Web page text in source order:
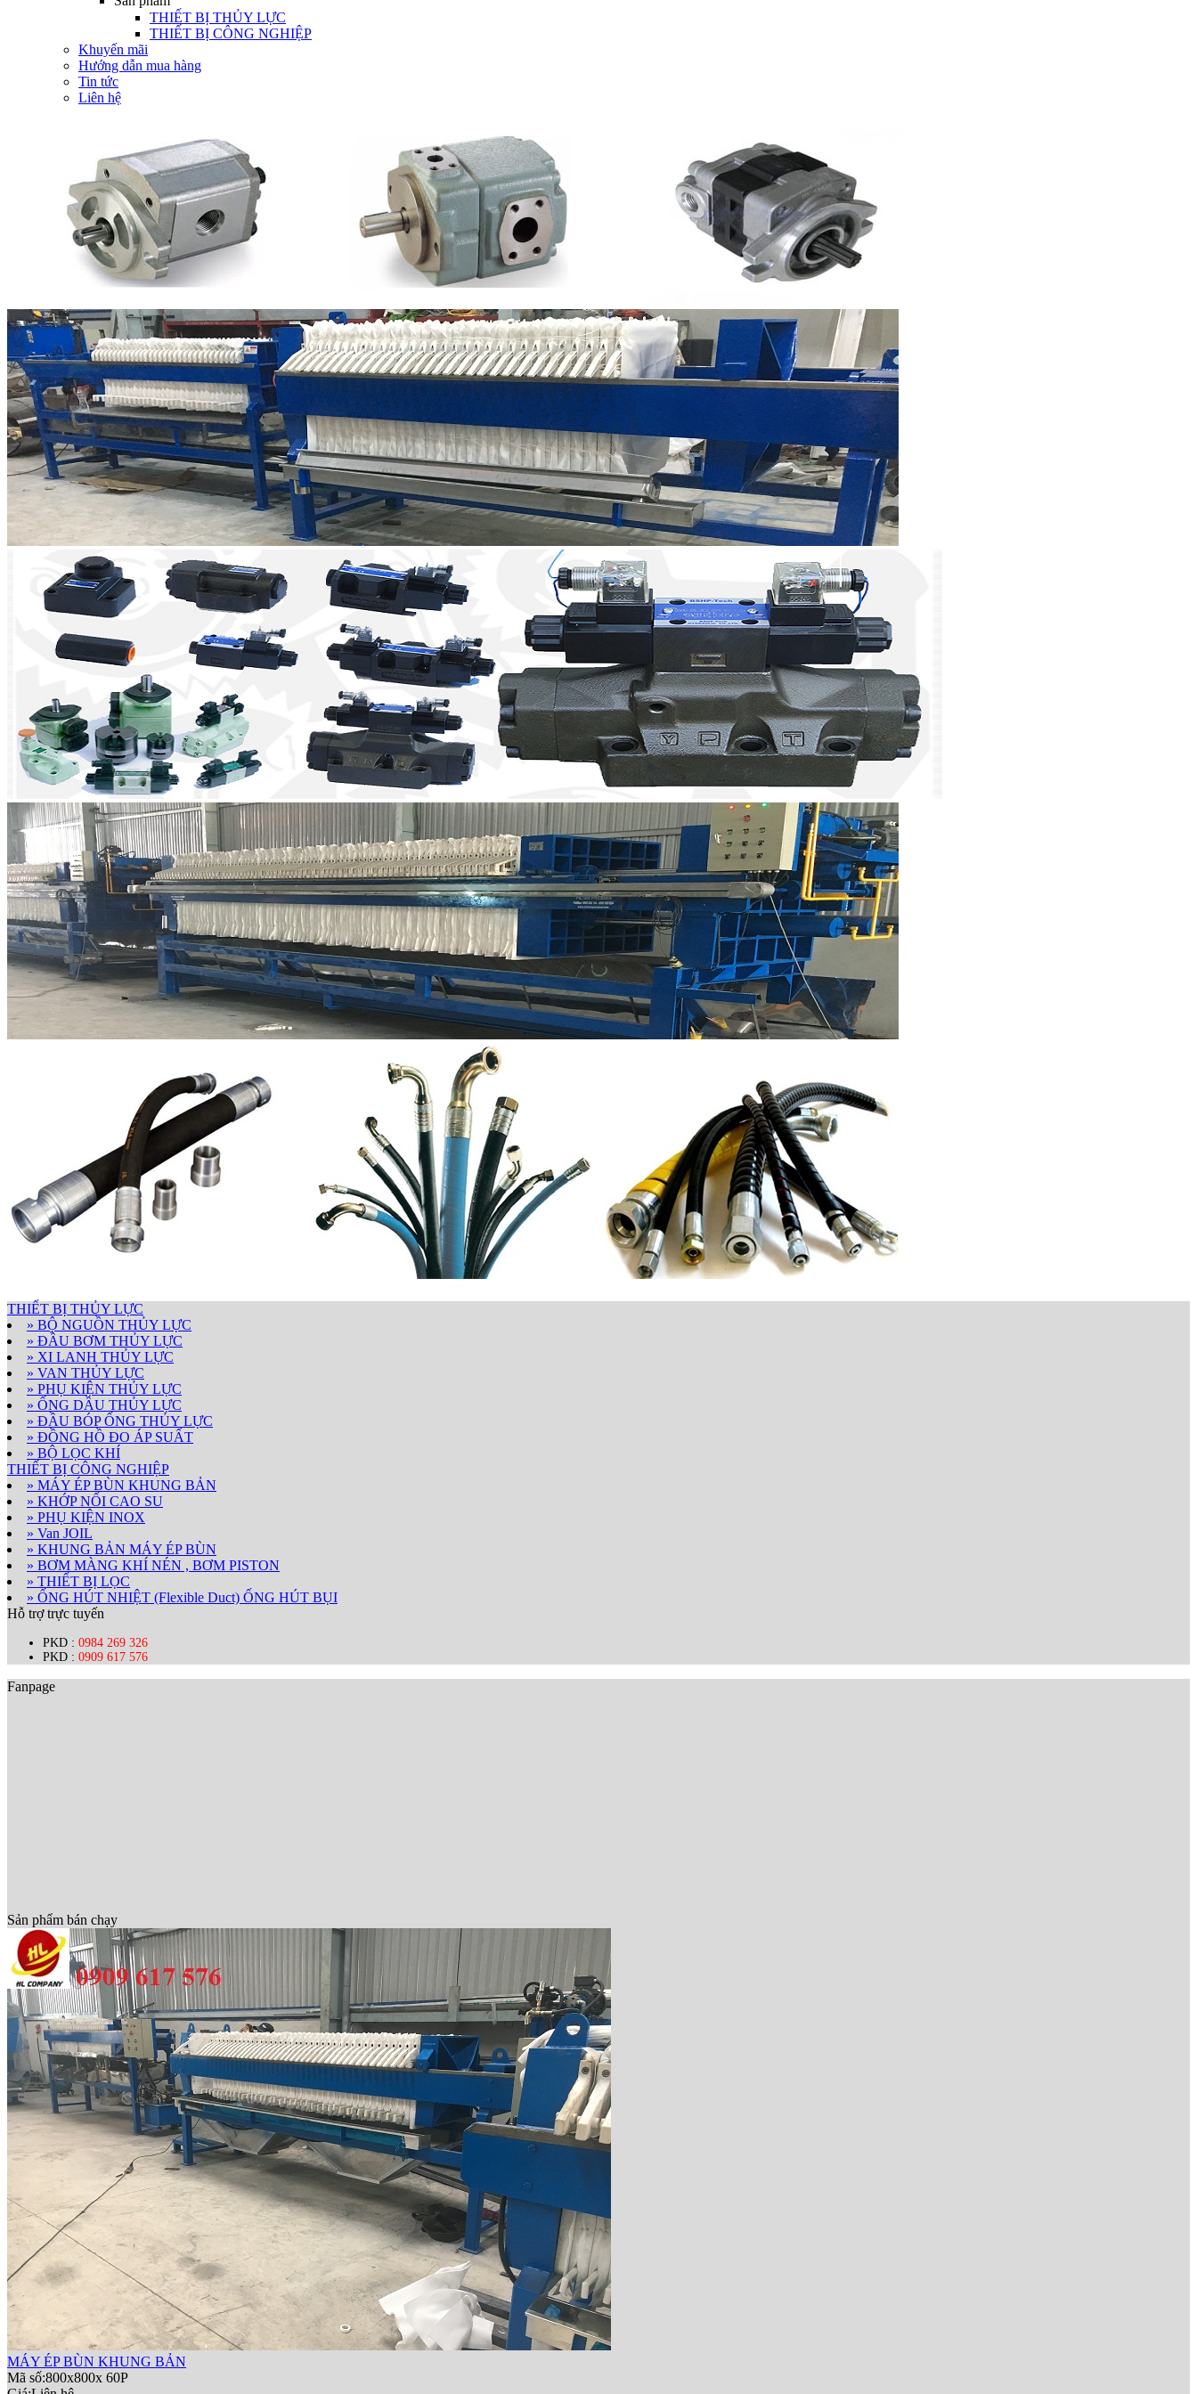
THIẾT BỊ THỦY LỰC
THIẾT BỊ CÔNG NGHIỆP
Khuyến mãi
Hướng dẫn mua hàng
Tin tức
Liên hệ
THIẾT BỊ THỦY LỰC
» BỘ NGUỒN THỦY LỰC
» ĐẦU BƠM THỦY LỰC
» XI LANH THỦY LỰC
» VAN THỦY LỰC
» PHỤ KIỆN THỦY LỰC
» ỐNG DẦU THỦY LỰC
» ĐẦU BÓP ỐNG THỦY LỰC
» ĐỒNG HỒ ĐO ÁP SUẤT
» BỘ LỌC KHÍ
THIẾT BỊ CÔNG NGHIỆP
» MÁY ÉP BÙN KHUNG BẢN
» KHỚP NỐI CAO SU
» PHỤ KIỆN INOX
» Van JOIL
» KHUNG BẢN MÁY ÉP BÙN
» BƠM MÀNG KHÍ NÉN , BƠM PISTON
» THIẾT BỊ LỌC
» ỐNG HÚT NHIỆT (Flexible Duct) ỐNG HÚT BỤI
Hỗ trợ trực tuyến
PKD : 0984 269 326
PKD : 0909 617 576
Fanpage
Sản phẩm bán chạy
MÁY ÉP BÙN KHUNG BẢN
Mã số:800x800x 60P